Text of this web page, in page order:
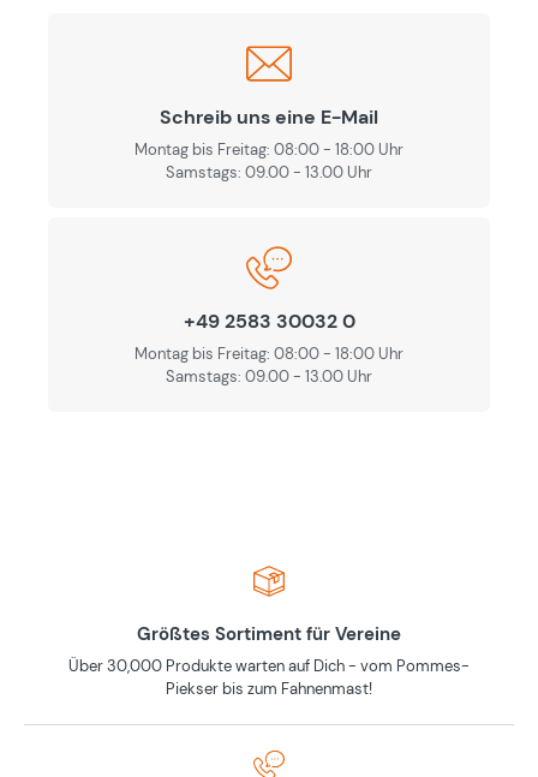
Schreib uns eine E-Mail
Montag bis Freitag: 08:00 - 18:00 Uhr
Samstags: 09.00 - 13.00 Uhr
+49 2583 30032 0
Montag bis Freitag: 08:00 - 18:00 Uhr
Samstags: 09.00 - 13.00 Uhr
Größtes Sortiment für Vereine
Über 30,000 Produkte warten auf Dich - vom Pommes-
Piekser bis zum Fahnenmast!